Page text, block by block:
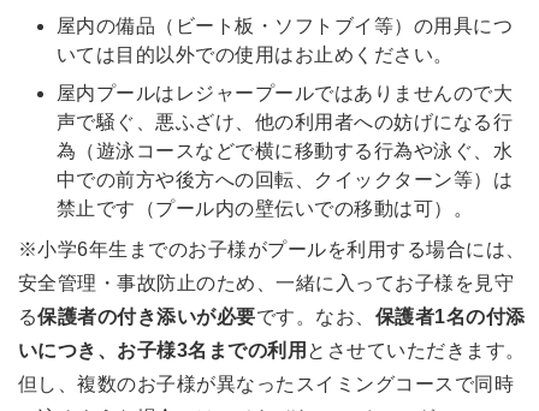
屋内の備品（ビート板・ソフトブイ等）の用具につ
いては目的以外での使用はお止めください。
屋内プールはレジャープールではありませんので大
声で騒ぐ、悪ふざけ、他の利用者への妨げになる行
為（遊泳コースなどで横に移動する行為や泳ぐ、水
中での前方や後方への回転、クイックターン等）は
禁止です（プール内の壁伝いでの移動は可）。
※小学6年生までのお子様がプールを利用する場合には、
安全管理・事故防止のため、一緒に入ってお子様を見守
る保護者の付き添いが必要です。なお、 保護者1名の付添
いにつき、お子様3名までの利用 とさせていただきます。
但し、複数のお子様が異なったスイミングコースで同時